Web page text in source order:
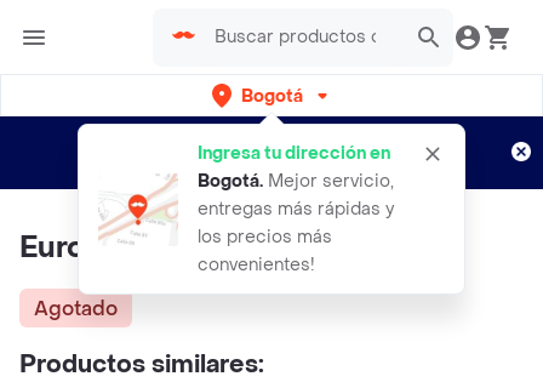
Bogotá
Ingresa tu dirección en
Bogotá. Mejor servicio,
entregas más rápidas y
los precios más
convenientes!
envíos gratis por semanas
Aplican TyC
Eurofarma
Agotado
Productos similares: